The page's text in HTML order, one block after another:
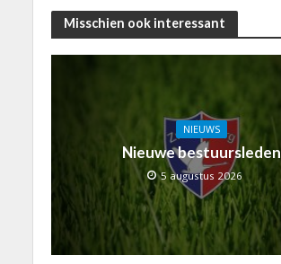
Misschien ook interessant
NIEUWS
Nieuwe bestuursleden
5 augustus 2026